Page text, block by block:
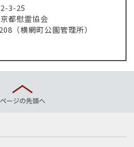
3-25
都慰霊協会
（横網町公園管理所）
ページの先頭へ